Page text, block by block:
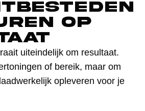
op
uiteindelijk om resultaat.
of bereik, maar om
opleveren voor je